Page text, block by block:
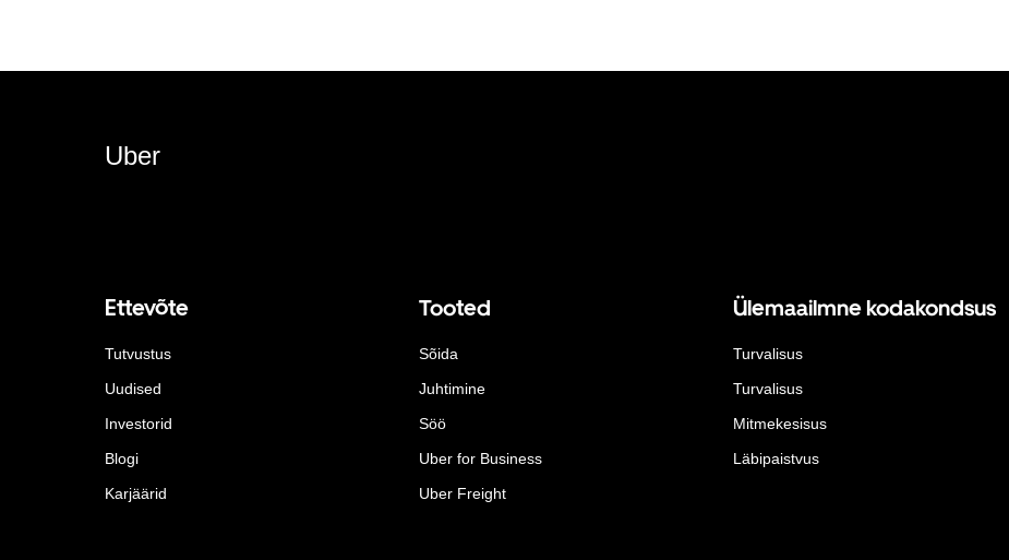
Uber
Ettevõte
Tutvustus
Uudised
Investorid
Blogi
Karjäärid
Tooted
Sõida
Juhtimine
Söö
Uber for Business
Uber Freight
Ülemaailmne kodakondsus
Turvalisus
Turvalisus
Mitmekesisus
Läbipaistvus